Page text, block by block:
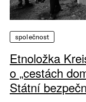
společnost
Etnoložka
o „cestách
Státní